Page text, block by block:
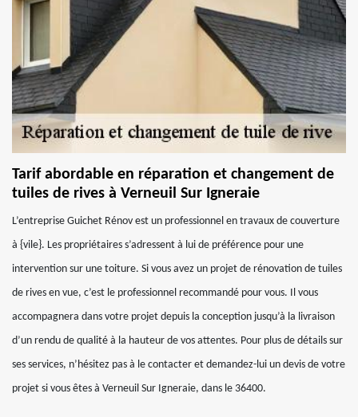
Tarif abordable en réparation et changement de
tuiles de rives à Verneuil Sur Igneraie
L’entreprise Guichet Rénov est un professionnel en travaux de couverture
à {vile}. Les propriétaires s’adressent à lui de préférence pour une
intervention sur une toiture. Si vous avez un projet de rénovation de tuiles
de rives en vue, c’est le professionnel recommandé pour vous. Il vous
accompagnera dans votre projet depuis la conception jusqu’à la livraison
d’un rendu de qualité à la hauteur de vos attentes. Pour plus de détails sur
ses services, n’hésitez pas à le contacter et demandez-lui un devis de votre
projet si vous êtes à Verneuil Sur Igneraie, dans le 36400.